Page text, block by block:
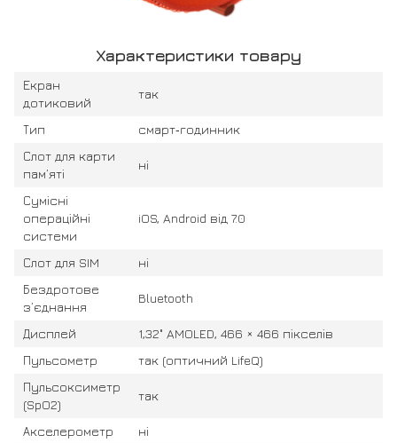
Характеристики товару
Екран
дотиковий
так
Тип
смарт‑годинник
Слот для карти
пам’яті
ні
Сумісні
операційні
системи
iOS, Android від 7.0
Слот для SIM
ні
Бездротове
з’єднання
Bluetooth
Дисплей
1,32" AMOLED, 466 × 466 пікселів
Пульсометр
так (оптичний LifeQ)
Пульсоксиметр
(SpO2)
так
Акселерометр
ні